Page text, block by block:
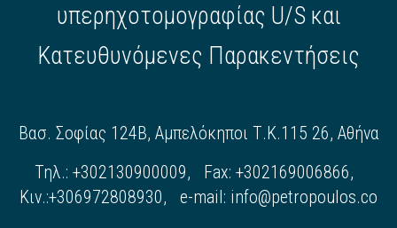
υπερηχοτομογραφίας U/S και
Κατευθυνόμενες Παρακεντήσεις
Βασ. Σοφίας 124Β, Αμπελόκηποι Τ.Κ.115 26, Αθήνα
Τηλ.: +302130900009, Fax: +302169006866,
Κιν.:+306972808930, e-mail: info@petropoulos.co